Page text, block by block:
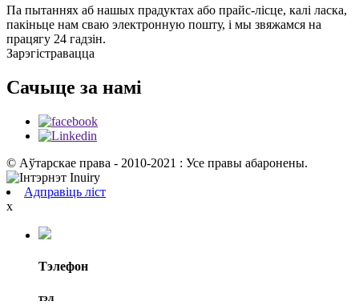
Па пытаннях аб нашых прадуктах або прайс-лісце, калі ласка,
пакіньце нам сваю электронную пошту, і мы звяжамся на
працягу 24 гадзін.
Зарэгістравацца
Сачыце за намі
© Аўтарскае права - 2010-2021 : Усе правы абаронены.
Адправіць ліст
x
Тэлефон
тэл